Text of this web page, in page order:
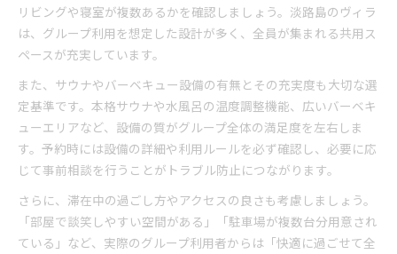
リビングや寝室が複数あるかを確認しましょう。淡路島のヴィラ
は、グループ利用を想定した設計が多く、全員が集まれる共用ス
ペースが充実しています。
また、サウナやバーベキュー設備の有無とその充実度も大切な選
定基準です。本格サウナや水風呂の温度調整機能、広いバーベキ
ューエリアなど、設備の質がグループ全体の満足度を左右しま
す。予約時には設備の詳細や利用ルールを必ず確認し、必要に応
じて事前相談を行うことがトラブル防止につながります。
さらに、滞在中の過ごし方やアクセスの良さも考慮しましょう。
「部屋で談笑しやすい空間がある」「駐車場が複数台分用意され
ている」など、実際のグループ利用者からは「快適に過ごせて全